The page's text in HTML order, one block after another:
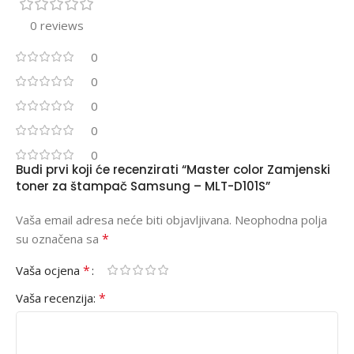
0 reviews
0
0
0
0
0
Budi prvi koji će recenzirati “Master color Zamjenski
toner za štampač Samsung – MLT-D101S”
Vaša email adresa neće biti objavljivana. Neophodna polja
su označena sa *
Vaša ocjena *
Vaša recenzija: *